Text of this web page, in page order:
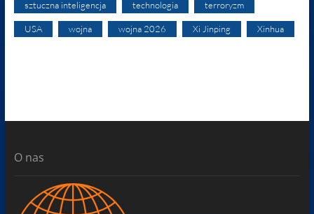
sztuczna inteligencja technologia terroryzm
USA wojna wojna 2026 Xi Jinping Xinhua
O nas